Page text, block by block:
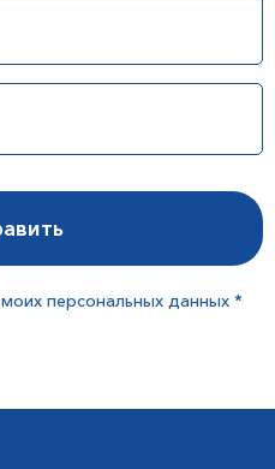
моих персональных данных *